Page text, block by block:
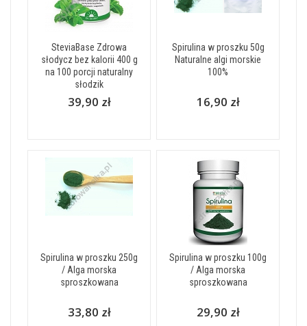
SteviaBase Zdrowa
słodycz bez kalorii 400 g
na 100 porcji naturalny
słodzik
39,90 zł
Spirulina w proszku 50g
Naturalne algi morskie
100%
16,90 zł
Spirulina w proszku 250g
/ Alga morska
sproszkowana
33,80 zł
Spirulina w proszku 100g
/ Alga morska
sproszkowana
29,90 zł